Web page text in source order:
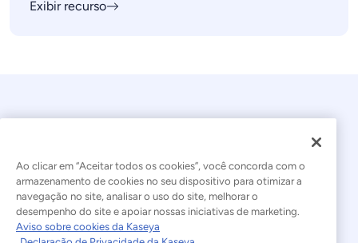
Exibir recurso
© 2026 Kaseya. Todos os direitos reservados.
Português Brasileiro
Ao clicar em “Aceitar todos os cookies”, você concorda com o
armazenamento de cookies no seu dispositivo para otimizar a
navegação no site, analisar o uso do site, melhorar o
desempenho do site e apoiar nossas iniciativas de marketing.
Aviso sobre cookies da Kaseya